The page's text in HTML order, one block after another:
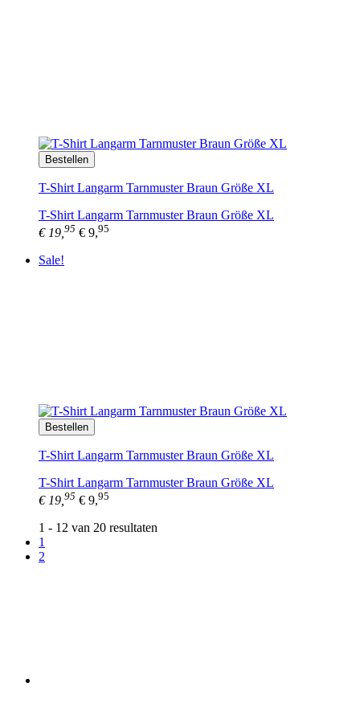
Bestellen
T-Shirt Langarm Tarnmuster Braun Größe XL
T-Shirt Langarm Tarnmuster Braun Größe XL
€ 19, 95 € 9,95
Sale!
Bestellen
T-Shirt Langarm Tarnmuster Braun Größe XL
T-Shirt Langarm Tarnmuster Braun Größe XL
€ 19, 95 € 9,95
1 - 12 van 20 resultaten
1
2